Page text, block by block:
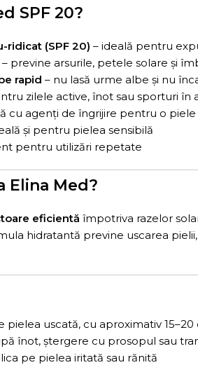
SPF 20?
ridicat (SPF 20) – ideală pentru
– previne arsurile, petele solare și
rapid – nu lasă urme albe și nu
zilele active, înot sau sporturi în
cu agenți de îngrijire pentru o
și pentru pielea sensibilă
pentru utilizări repetate
Elina Med?
eficientă împotriva razelor
hidratantă previne uscarea
pielea uscată, cu aproximativ
înot, ștergere cu prosopul sau
pe pielea iritată sau rănită